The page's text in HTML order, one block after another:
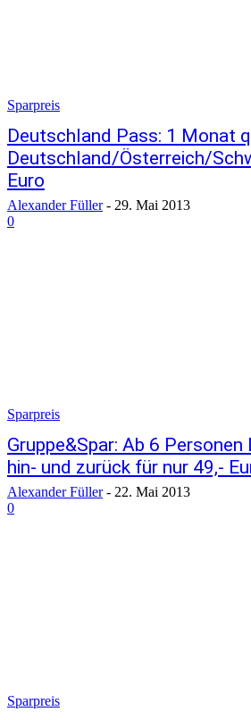
Sparpreis
Deutschland Pass: 1 Monat
Deutschland/Österreich/
Euro
Alexander Füller - 29. Mai 2013
0
Sparpreis
Gruppe&Spar: Ab 6
hin- und zurück für nur 49,-
Alexander Füller - 22. Mai 2013
0
Sparpreis